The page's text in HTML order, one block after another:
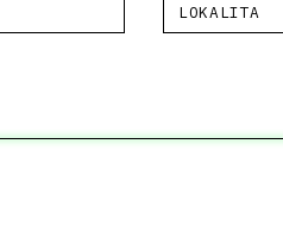
LOKALITA